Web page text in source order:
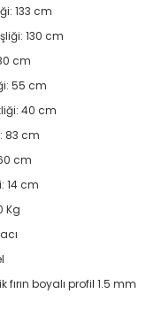
133 cm
130 cm
cm
55 cm
40 cm
83 cm
cm
14 cm
Kg
fırın boyalı profil 1.5 mm